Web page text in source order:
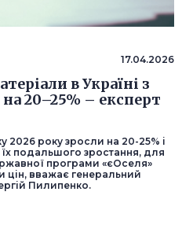
17.04.2026
в Україні з
20–25% – експерт
2026 року зросли на 20-25% і
їх подальшого зростання, для
програми «єОселя»
цін, вважає генеральний
Пилипенко.